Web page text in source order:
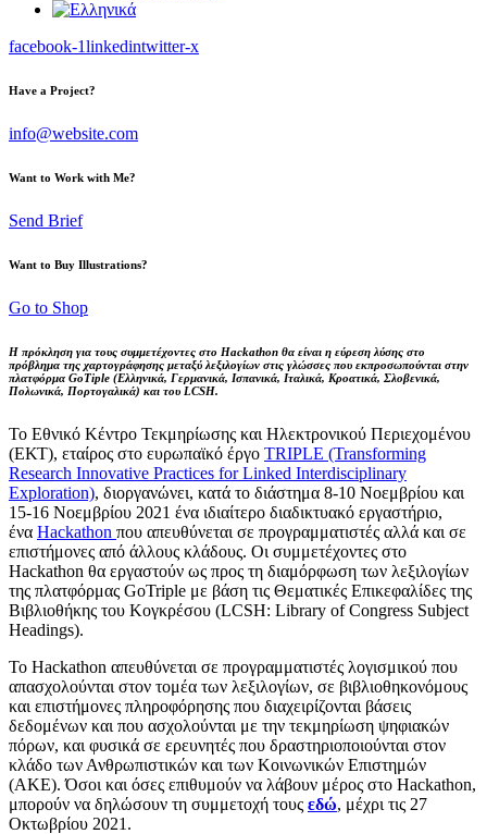
facebook-1linkedintwitter-x
Have a Project?
info@website.com
Want to Work with Me?
Send Brief
Want to Buy Illustrations?
Go to Shop
Η πρόκληση για τους συμμετέχοντες στο Hackathon θα είναι η εύρεση λύσης στο
πρόβλημα της χαρτογράφησης μεταξύ λεξιλογίων στις γλώσσες που εκπροσωπούνται στην
πλατφόρμα GoTiple (Ελληνικά, Γερμανικά, Ισπανικά, Ιταλικά, Κροατικά, Σλοβενικά,
Πολωνικά, Πορτογαλικά) και του LCSH.
Το Εθνικό Κέντρο Τεκμηρίωσης και Ηλεκτρονικού Περιεχομένου
(ΕΚΤ), εταίρος στο ευρωπαϊκό έργο TRIPLE (Transforming
Research Innovative Practices for Linked Interdisciplinary
Exploration), διοργανώνει, κατά το διάστημα 8-10 Νοεμβρίου και
15-16 Νοεμβρίου 2021 ένα ιδιαίτερο διαδικτυακό εργαστήριο,
ένα Hackathon που απευθύνεται σε προγραμματιστές αλλά και σε
επιστήμονες από άλλους κλάδους. Οι συμμετέχοντες στο
Hackathon θα εργαστούν ως προς τη διαμόρφωση των λεξιλογίων
της πλατφόρμας GoTriple με βάση τις Θεματικές Επικεφαλίδες της
Βιβλιοθήκης του Κογκρέσου (LCSH: Library of Congress Subject
Headings).
Το Hackathon απευθύνεται σε προγραμματιστές λογισμικού που
απασχολούνται στον τομέα των λεξιλογίων, σε βιβλιοθηκονόμους
και επιστήμονες πληροφόρησης που διαχειρίζονται βάσεις
δεδομένων και που ασχολούνται με την τεκμηρίωση ψηφιακών
πόρων, και φυσικά σε ερευνητές που δραστηριοποιούνται στον
κλάδο των Ανθρωπιστικών και των Κοινωνικών Επιστημών
(ΑΚΕ). Όσοι και όσες επιθυμούν να λάβουν μέρος στο Hackathon,
μπορούν να δηλώσουν τη συμμετοχή τους εδώ, μέχρι τις 27
Οκτωβρίου 2021.